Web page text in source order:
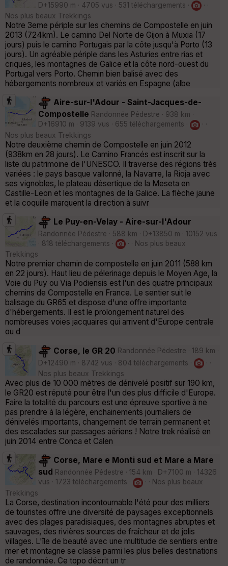
D+15990 m · 4705 vus · 531 téléchargements ·
· ·
Nos plus beaux Trekkings
Notre 3eme périple sur les chemins de Compostelle en juin
2013 (724km). Le camino Del Norte de Gijon à Muxia (17
jours) puis le camino Portugais par la côte jusqu'à Porto (13
jours). Un agréable périple dans les Asturies entre rias et
criques, les montagnes de Galice et la côte nord-ouest du
Portugal vers Porto. Chemin bien balisé avec des
hébergements nombreux et variés en Espagne (albe
Aire-sur-l'Adour - Saint-Jacques-de-
Compostelle Randonnée Pédestre · 938 km ·
D+16910 m · 9139 vus · 655 téléchargements ·
· ·
Nos plus beaux Trekkings
Notre deuxième chemin de Compostelle en juin 2012
(938km en 28 jours). Le Camino Francés est inscrit sur la
liste du patrimoine de l'UNESCO. Il traverse des régions très
variées : le pays basque vallonné, la Navarre, la Rioja avec
ses vignobles, le plateau désertique de la Meseta en
Castille-Leon et les montagnes de la Galice. La flèche jaune
et la coquille marquent la direction à suivr
Le Puy-en-Velay - Aire-sur-l'Adour
Randonnée Pédestre · 588 km · D+13850 m · 10152 vus
· 818 téléchargements ·
· · Nos plus beaux
Trekkings
Notre premier chemin de compostelle en juin 2011 (588 km
en 22 jours). Haut lieu de pélerinage depuis le Moyen Age, la
Voie du Puy ou Via Podiensis est l'un des quatre principaux
chemins de Compostelle en France. Le sentier suit le
balisage du GR65 et dispose d'une offre importante
d'hébergements. Il est le prolongement naturel des
nombreuses voies jacquaires qui arrivent d'Europe centrale
ou d
Corse, le GR 20 Randonnée Pédestre · 189 km ·
D+12490 m · 8742 vus · 804 téléchargements ·
· ·
Nos plus beaux Trekkings
Avec plus de 10 000 mètres de dénivelé positif sur 190 km,
le GR20 est réputé pour être l'un des plus difficile d'Europe.
Faire la totalité du parcours est une épreuve sportive à ne
pas prendre à la légère, enchainements journaliers de
dénivelés importants, changement de terrain permanent et
des escalades sur passages aériens ! Notre trek réalisé en
juin 2014 entre Conca et Calen
Corse, Mare e Monti sud et Mare a Mare
sud Randonnée Pédestre · 154 km · D+7100 m · 14326
vus · 1723 téléchargements ·
· · Nos plus beaux
Trekkings
La Corse, destination incontournable l'été pour des milliers
de touristes offre une diversité de paysages exceptionnels
avec des plages paradisiaques, des montagnes abruptes et
sauvages, des rivières sources de fraîcheur et de jolis
villages. L'île de beauté avec une multitude de sentiers entre
mer et montagne se classe parmi les plus belles destinations
de randonnée. Ce topo décrit un tr